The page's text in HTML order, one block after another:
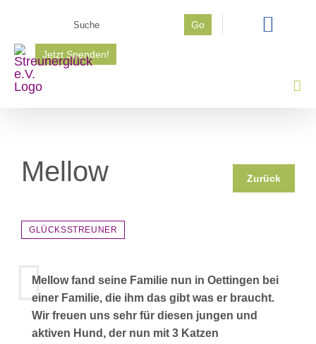
springen
Go
Jetzt Spenden!
Mellow Zurück
GLÜCKSSTREUNER
Mellow fand seine Familie nun in Oettingen bei
einer Familie, die ihm das gibt was er braucht.
Wir freuen uns sehr für diesen jungen und
aktiven Hund, der nun mit 3 Katzen